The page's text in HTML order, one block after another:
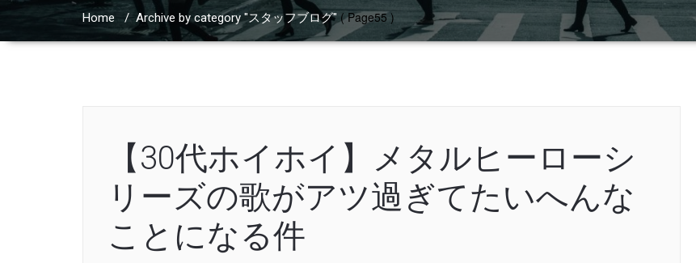
Home / Archive by category "スタッフブログ" ( Page55 )
【30代ホイホイ】メタルヒーローシ
リーズの歌がアツ過ぎてたいへんな
ことになる件